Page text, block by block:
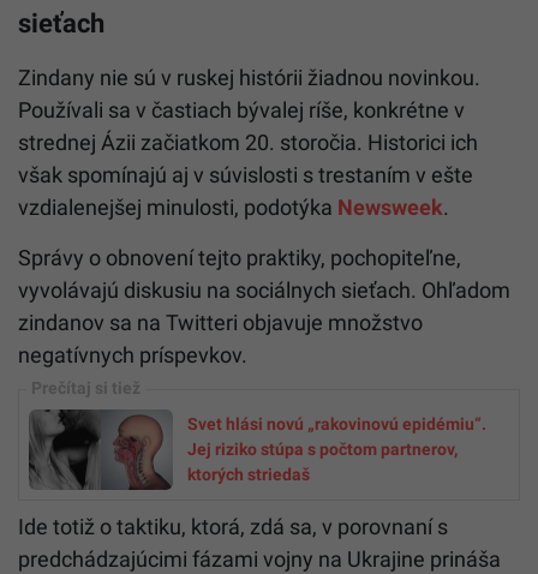
sieťach
Zindany nie sú v ruskej histórii žiadnou novinkou.
Používali sa v častiach bývalej ríše, konkrétne v
strednej Ázii začiatkom 20. storočia. Historici ich
však spomínajú aj v súvislosti s trestaním v ešte
vzdialenejšej minulosti, podotýka Newsweek.
Správy o obnovení tejto praktiky, pochopiteľne,
vyvolávajú diskusiu na sociálnych sieťach. Ohľadom
zindanov sa na Twitteri objavuje množstvo
negatívnych príspevkov.
Svet hlási novú „rakovinovú epidémiu“.
Jej riziko stúpa s počtom partnerov,
ktorých striedaš
Ide totiž o taktiku, ktorá, zdá sa, v porovnaní s
predchádzajúcimi fázami vojny na Ukrajine prináša